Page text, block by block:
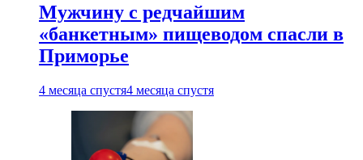
Мужчину с редчайшим
«банкетным» пищеводом спасли в
Приморье
4 месяца спустя4 месяца спустя